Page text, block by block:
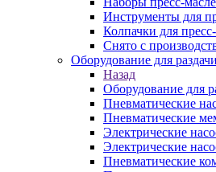
Инструменты для
Колпачки для
Снято с
Оборудование для
Назад
Оборудование для
Пневматические
Пневматические
Электрические
Электрические
Пневматические